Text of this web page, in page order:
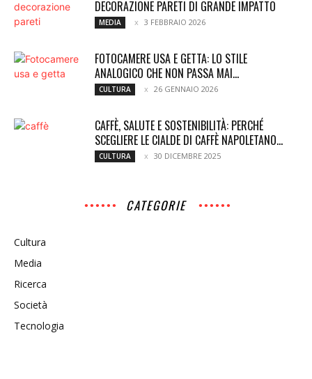
DECORAZIONE PARETI DI GRANDE IMPATTO
MEDIA 3 FEBBRAIO 2026
FOTOCAMERE USA E GETTA: LO STILE
ANALOGICO CHE NON PASSA MAI...
CULTURA 26 GENNAIO 2026
CAFFÈ, SALUTE E SOSTENIBILITÀ: PERCHÉ
SCEGLIERE LE CIALDE DI CAFFÈ NAPOLETANO...
CULTURA 30 DICEMBRE 2025
CATEGORIE
Cultura
Media
Ricerca
Società
Tecnologia